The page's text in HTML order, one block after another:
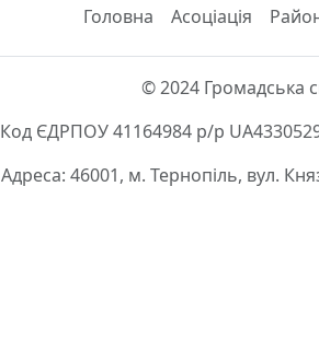
Головна Асоціація
© 2024 Громадська
Код ЄДРПОУ 41164984 р/р
Адреса: 46001, м. Тернопіль, вул.